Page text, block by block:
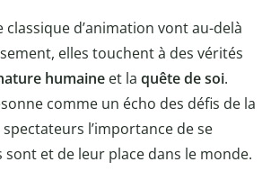
classique d’animation vont au-delà
elles touchent à des vérités
humaine et la quête de soi.
comme un écho des défis de la
l’importance de se
et de leur place dans le monde.